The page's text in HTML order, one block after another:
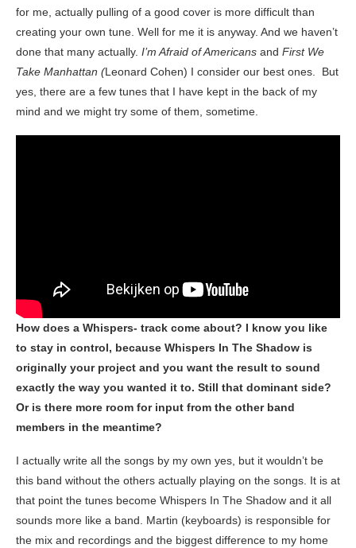
for me, actually pulling of a good cover is more difficult than
creating your own tune. Well for me it is anyway. And we haven’t
done that many actually. I’m Afraid of Americans and First We
Take Manhattan (Leonard Cohen) I consider our best ones. But
yes, there are a few tunes that I have kept in the back of my
mind and we might try some of them, sometime.
How does a Whispers- track come about? I know you like
to stay in control, because Whispers In The Shadow is
originally your project and you want the result to sound
exactly the way you wanted it to. Still that dominant side?
Or is there more room for input from the other band
members in the meantime?
I actually write all the songs by my own yes, but it wouldn’t be
this band without the others actually playing on the songs. It is at
that point the tunes become Whispers In The Shadow and it all
sounds more like a band. Martin (keyboards) is responsible for
the mix and recordings and the biggest difference to my home